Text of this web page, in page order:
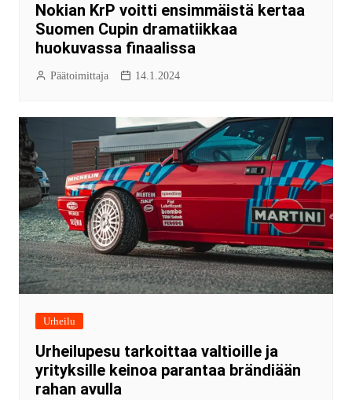
Nokian KrP voitti ensimmäistä kertaa
Suomen Cupin dramatiikkaa
huokuvassa finaalissa
Päätoimittaja 14.1.2024
Urheilu
Urheilupesu tarkoittaa valtioille ja
yrityksille keinoa parantaa brändiään
rahan avulla